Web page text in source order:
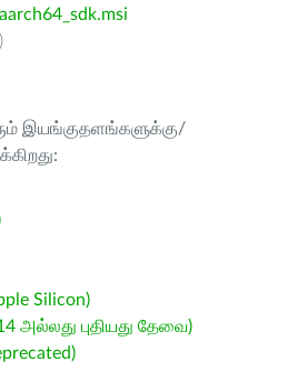
)
இயங்குதளங்களுக்கு/
Silicon)
அல்லது புதியது தேவை)